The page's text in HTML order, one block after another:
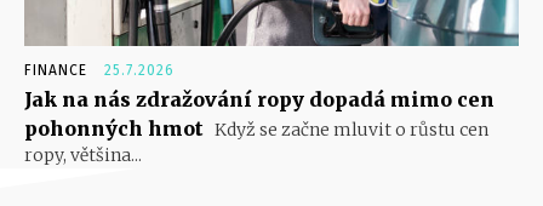
FINANCE 25.7.2026
Jak na nás zdražování ropy dopadá mimo cen
pohonných hmot Když se začne mluvit o růstu cen
ropy, většina...